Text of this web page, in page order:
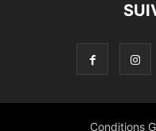
Conditions